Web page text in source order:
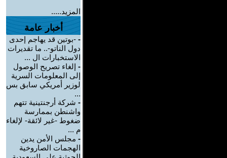
المزيد.....
أخبار عامة
- -بوتين قد يهاجم إحدى
دول الناتو-.. ما تقديرات
الاستخبارات ال ...
- إلغاء تصريح الوصول
إلى المعلومات السرية
لوزير أمريكي سابق بس
...
- شركة أرجنتينية تتهم
واشنطن بممارسة
ضغوط -غير لائقة- لإلغاء
م ...
- مجلس الأمن يدين
الهجمات الصاروخية